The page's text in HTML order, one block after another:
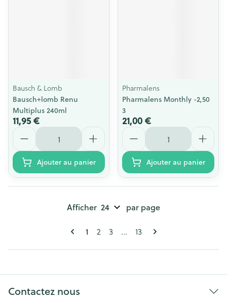
Bausch & Lomb
Bausch+lomb Renu
Multiplus 240ml
11,95 €
Quantité
Ajouter au panier
Pharmalens
Pharmalens Monthly -2,50
3
21,00 €
Quantité
Ajouter au panier
Vous lisez actuellement la page
1 Page
2 Page
3 ... Page
13
Afficher par page
Contactez nous